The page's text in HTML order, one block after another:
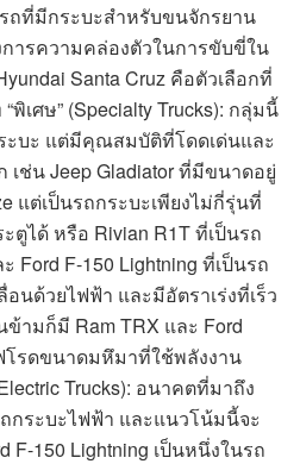
ที่มีกระบะสำหรับขนจักรยาน
ารความคล่องตัวในการขับขี่ใน
Santa Cruz คือตัวเลือกที่
พิเศษ” (Specialty Trucks): กลุ่มนี้
บะ แต่มีคุณสมบัติที่โดดเด่นและ
ช่น Jeep Gladiator ที่มีขนาดอยู่
แต่เป็นรถกระบะเพียงไม่กี่รุ่นที่
ได้ หรือ Rivian R1T ที่เป็นรถ
Ford F-150 Lightning ที่เป็นรถ
นด้วยไฟฟ้า และมีอัตราเร่งที่เร็ว
ามก็มี Ram TRX และ Ford
โรดขนาดมหึมาที่ใช้พลังงาน
Trucks): อนาคตที่มาถึง
กระบะไฟฟ้า และแนวโน้มนี้จะ
F-150 Lightning เป็นหนึ่งในรถ